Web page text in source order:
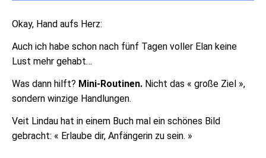
Okay, Hand aufs Herz:
Auch ich habe schon nach fünf Tagen voller Elan keine
Lust mehr gehabt…
Was dann hilft? Mini-Routinen. Nicht das « große Ziel »,
sondern winzige Handlungen.
Veit Lindau hat in einem Buch mal ein schönes Bild
gebracht: « Erlaube dir, Anfängerin zu sein. »